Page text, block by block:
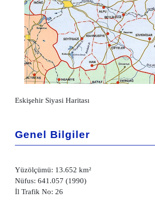
Eskişehir Siyasi Haritası
Genel Bilgiler
Yüzölçümü: 13.652 km²
Nüfus: 641.057 (1990)
İl Trafik No: 26